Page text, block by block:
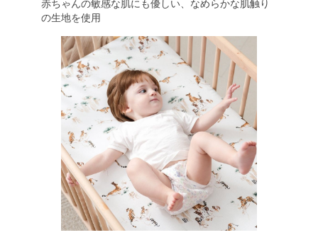
赤ちゃんの敏感な肌にも優しい、なめらかな肌触り
の生地を使用